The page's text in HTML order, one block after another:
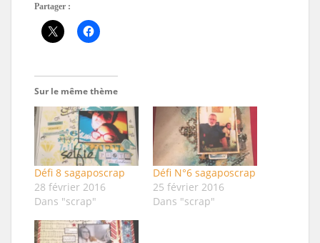
Partager :
Sur le même thème
Défi 8 sagaposcrap
28 février 2016
Dans "scrap"
Défi N°6 sagaposcrap
25 février 2016
Dans "scrap"